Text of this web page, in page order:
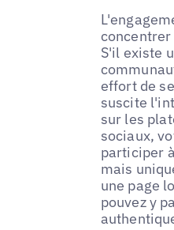
S'il existe
effort de
suscite
sur les
sociaux,
participer
mais
une page
pouvez y